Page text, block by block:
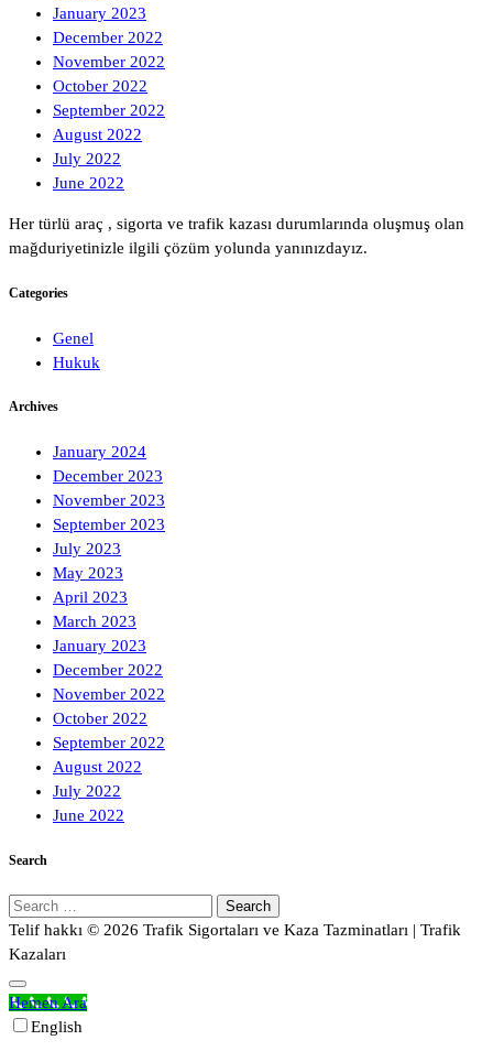
January 2023
December 2022
November 2022
October 2022
September 2022
August 2022
July 2022
June 2022
Her türlü araç , sigorta ve trafik kazası durumlarında oluşmuş olan
mağduriyetinizle ilgili çözüm yolunda yanınızdayız.
Categories
Genel
Hukuk
Archives
January 2024
December 2023
November 2023
September 2023
July 2023
May 2023
April 2023
March 2023
January 2023
December 2022
November 2022
October 2022
September 2022
August 2022
July 2022
June 2022
Search
Search
for:
Telif hakkı © 2026 Trafik Sigortaları ve Kaza Tazminatları | Trafik
Kazaları
Hemen Ara
English